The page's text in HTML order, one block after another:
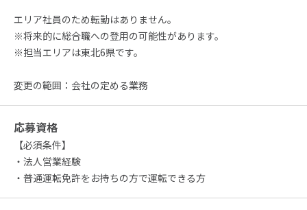
エリア社員のため転勤はありません。
※将来的に総合職への登用の可能性があります。
※担当エリアは東北6県です。
変更の範囲：会社の定める業務
応募資格
【必須条件】
・法人営業経験
・普通運転免許をお持ちの方で運転できる方